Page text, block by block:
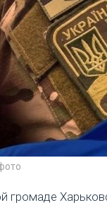
громаде